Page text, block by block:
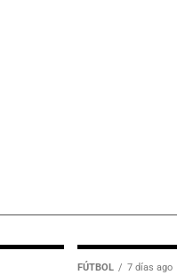
FÚTBOL 7 días ago